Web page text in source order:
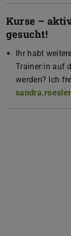
Kurse –
gesucht!
Ihr habt
Trainer:in auf
werden? Ich